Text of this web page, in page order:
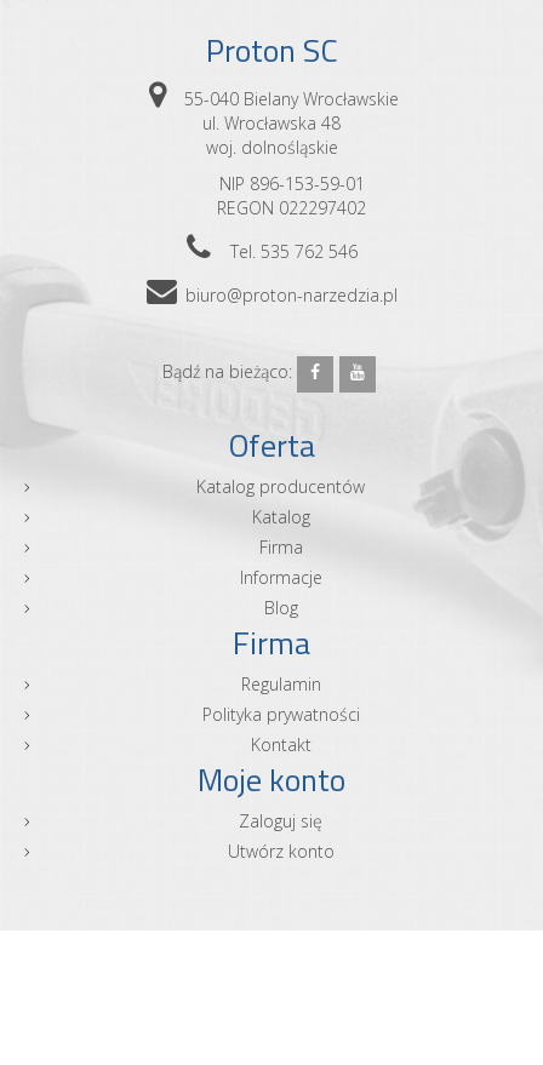
Proton SC
55-040 Bielany Wrocławskie
ul. Wrocławska 48
woj. dolnośląskie
NIP 896-153-59-01
REGON 022297402
Tel. 535 762 546
biuro@proton-narzedzia.pl
Bądź na bieżąco:
Oferta
Katalog producentów
Katalog
Firma
Informacje
Blog
Firma
Regulamin
Polityka prywatności
Kontakt
Moje konto
Zaloguj się
Utwórz konto